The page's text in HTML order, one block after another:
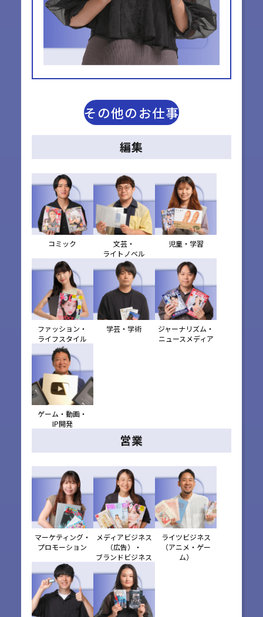
その他のお仕事
編集
コミック
文芸・
ライトノベル
児童・学習
ファッション・
ライフスタイル
学芸・学術
ジャーナリズム・
ニュースメディア
ゲーム・動画・
IP開発
営業
マーケティング・
プロモーション
メディアビジネス
（広告）・
ブランドビジネス
ライツビジネス
（アニメ・ゲー
ム）